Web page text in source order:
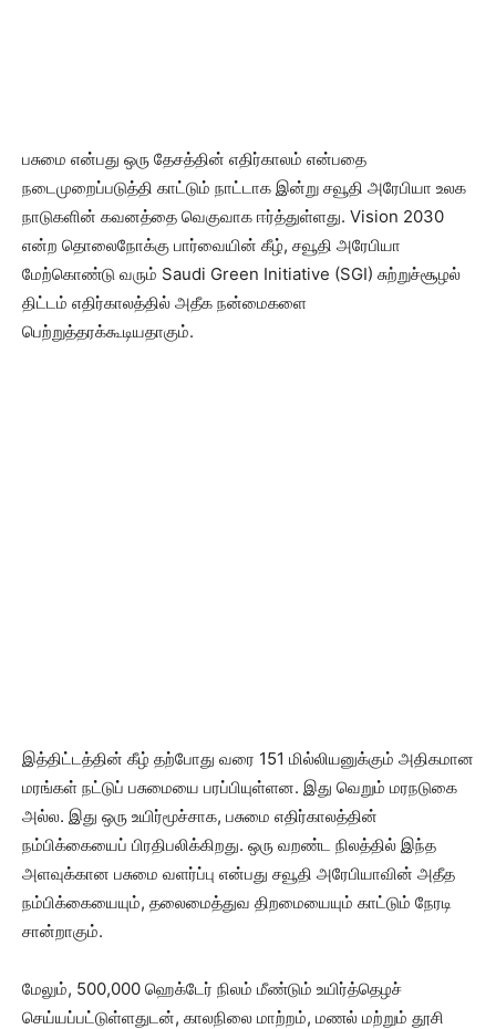
பசுமை என்பது ஒரு தேசத்தின் எதிர்காலம் என்பதை
நடைமுறைப்படுத்தி காட்டும் நாட்டாக இன்று சவூதி அரேபியா உலக
நாடுகளின் கவனத்தை வெகுவாக ஈர்த்துள்ளது. Vision 2030
என்ற தொலைநோக்கு பார்வையின் கீழ், சவூதி அரேபியா
மேற்கொண்டு வரும் Saudi Green Initiative (SGI) சுற்றுச்சூழல்
திட்டம் எதிர்காலத்தில் அதீக நன்மைகளை
பெற்றுத்தரக்கூடியதாகும்.
இத்திட்டத்தின் கீழ் தற்போது வரை 151 மில்லியனுக்கும் அதிகமான
மரங்கள் நட்டுப் பசுமையை பரப்பியுள்ளன. இது வெறும் மரநடுகை
அல்ல. இது ஒரு உயிர்மூச்சாக, பசுமை எதிர்காலத்தின்
நம்பிக்கையைப் பிரதிபலிக்கிறது. ஒரு வறண்ட நிலத்தில் இந்த
அளவுக்கான பசுமை வளர்ப்பு என்பது சவூதி அரேபியாவின் அதீத
நம்பிக்கையையும், தலைமைத்துவ திறமையையும் காட்டும் நேரடி
சான்றாகும்.
மேலும், 500,000 ஹெக்டேர் நிலம் மீண்டும் உயிர்த்தெழச்
செய்யப்பட்டுள்ளதுடன், காலநிலை மாற்றம், மணல் மற்றும் தூசி